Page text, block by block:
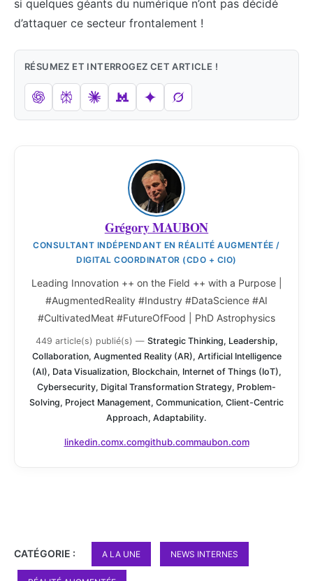
si quelques géants du numérique n’ont pas décidé
d’attaquer ce secteur frontalement !
RÉSUMEZ ET INTERROGEZ CET ARTICLE !
Grégory MAUBON
CONSULTANT INDÉPENDANT EN RÉALITÉ AUGMENTÉE /
DIGITAL COORDINATOR (CDO + CIO)
Leading Innovation ++ on the Field ++ with a Purpose |
#AugmentedReality #Industry #DataScience #AI
#CultivatedMeat #FutureOfFood | PhD Astrophysics
449 article(s) publié(s) — Strategic Thinking, Leadership,
Collaboration, Augmented Reality (AR), Artificial Intelligence
(AI), Data Visualization, Blockchain, Internet of Things (IoT),
Cybersecurity, Digital Transformation Strategy, Problem-
Solving, Project Management, Communication, Client-Centric
Approach, Adaptability.
linkedin.comx.comgithub.commaubon.com
CATÉGORIE : A LA UNE NEWS INTERNES